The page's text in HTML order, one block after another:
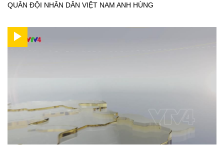
QUÂN ĐỘI NHÂN DÂN VIỆT NAM ANH HÙNG